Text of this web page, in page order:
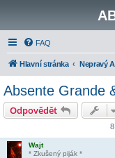
FAQ
Hlavní stránka
Absente Grande
Odpovědět
Wajt
* Zkušený piják *